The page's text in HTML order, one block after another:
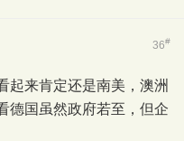
36#
起来肯定还是南美，澳洲
德国虽然政府若至，但企